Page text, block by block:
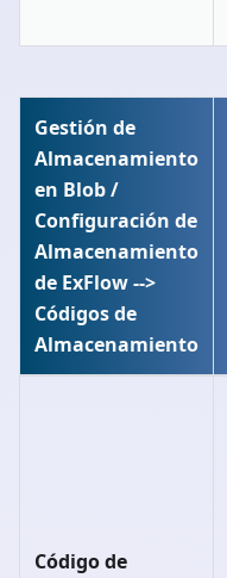
Gestión de
Almacenamiento
en Blob /
Configuración de
Almacenamiento
de ExFlow -->
Códigos de
Almacenamiento
Código de